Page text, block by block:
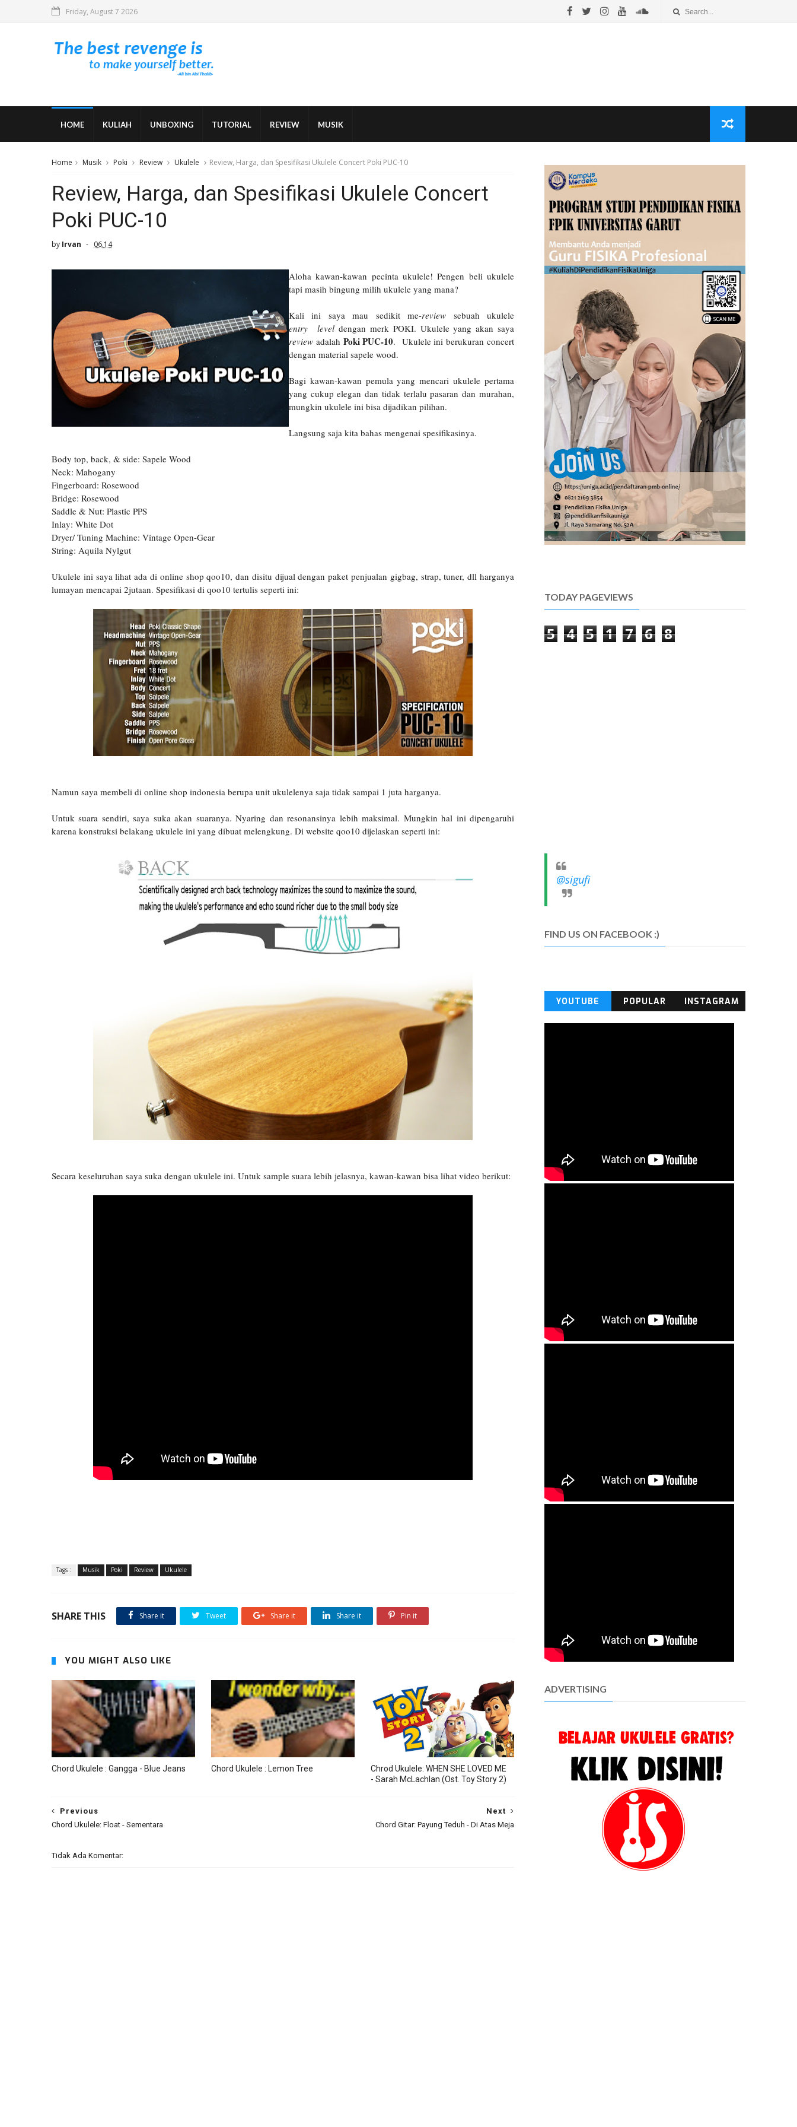
Friday, August 7 2026
HOME KULIAH UNBOXING TUTORIAL REVIEW MUSIK
Home Musik Poki Review Ukulele Review, Harga, dan Spesifikasi Ukulele Concert Poki PUC-10
Review, Harga, dan Spesifikasi Ukulele Concert
Poki PUC-10
by Irvan 06.14
Aloha kawan-kawan pecinta ukulele! Pengen beli ukulele
tapi masih bingung milih ukulele yang mana?
Kali ini saya mau sedikit me-review sebuah ukulele
entry level dengan merk POKI. Ukulele yang akan saya
review adalah Poki PUC-10. Ukulele ini berukuran concert
dengan material sapele wood.
Bagi kawan-kawan pemula yang mencari ukulele pertama
yang cukup elegan dan tidak terlalu pasaran dan murahan,
mungkin ukulele ini bisa dijadikan pilihan.
Langsung saja kita bahas mengenai spesifikasinya.
Body top, back, & side: Sapele Wood
Neck: Mahogany
Fingerboard: Rosewood
Bridge: Rosewood
Saddle & Nut: Plastic PPS
Inlay: White Dot
Dryer/ Tuning Machine: Vintage Open-Gear
String: Aquila Nylgut
Ukulele ini saya lihat ada di online shop qoo10, dan disitu dijual dengan paket penjualan gigbag, strap, tuner, dll harganya
lumayan mencapai 2jutaan. Spesifikasi di qoo10 tertulis seperti ini:
Namun saya membeli di online shop indonesia berupa unit ukulelenya saja tidak sampai 1 juta harganya.
Untuk suara sendiri, saya suka akan suaranya. Nyaring dan resonansinya lebih maksimal. Mungkin hal ini dipengaruhi
karena konstruksi belakang ukulele ini yang dibuat melengkung. Di website qoo10 dijelaskan seperti ini:
Secara keseluruhan saya suka dengan ukulele ini. Untuk sample suara lebih jelasnya, kawan-kawan bisa lihat video berikut:
Tags : Musik Poki Review Ukulele
SHARE THIS Share it Tweet Share it Share it Pin it
YOU MIGHT ALSO LIKE
Chord Ukulele : Gangga - Blue Jeans Chord Ukulele : Lemon Tree
Chrod Ukulele: WHEN SHE LOVED ME
- Sarah McLachlan (Ost. Toy Story 2)
Next
Chord Gitar: Payung Teduh - Di Atas Meja
Previous
Chord Ukulele: Float - Sementara
Tidak Ada Komentar:
TODAY PAGEVIEWS
5 4 5 1 7 6 8
@sigufi
FIND US ON FACEBOOK :)
YOUTUBE POPULAR INSTAGRAM
ADVERTISING